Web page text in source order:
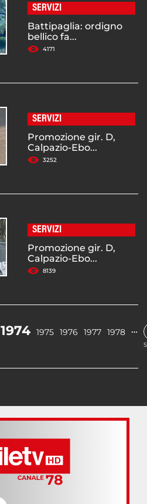
SERVIZI
Battipaglia: ordigno
bellico fa...
4171
SERVIZI
Promozione gir. D,
Calpazio-Ebo...
3252
SERVIZI
Promozione gir. D,
Calpazio-Ebo...
8139
1974 1975 1976 1977 1978 …